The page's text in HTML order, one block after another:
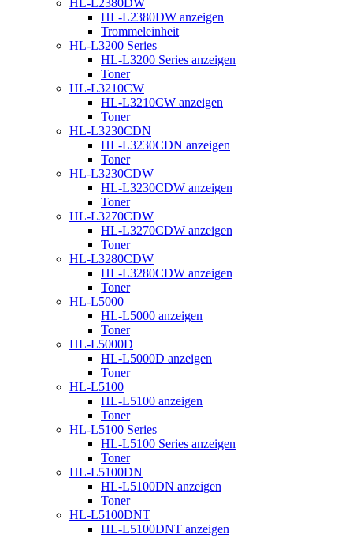
HL-L2380DW anzeigen
Trommeleinheit
HL-L3200 Series
HL-L3200 Series anzeigen
Toner
HL-L3210CW
HL-L3210CW anzeigen
Toner
HL-L3230CDN
HL-L3230CDN anzeigen
Toner
HL-L3230CDW
HL-L3230CDW anzeigen
Toner
HL-L3270CDW
HL-L3270CDW anzeigen
Toner
HL-L3280CDW
HL-L3280CDW anzeigen
Toner
HL-L5000
HL-L5000 anzeigen
Toner
HL-L5000D
HL-L5000D anzeigen
Toner
HL-L5100
HL-L5100 anzeigen
Toner
HL-L5100 Series
HL-L5100 Series anzeigen
Toner
HL-L5100DN
HL-L5100DN anzeigen
Toner
HL-L5100DNT
HL-L5100DNT anzeigen